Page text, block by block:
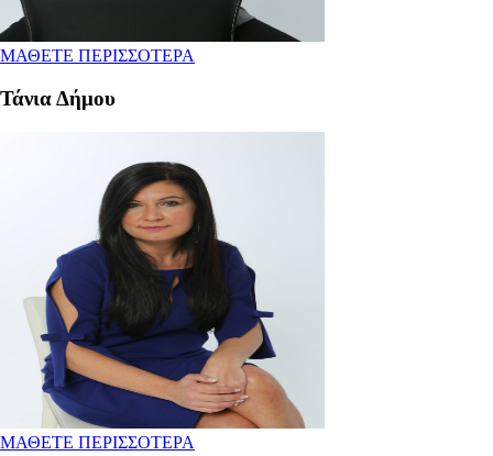
ΜΑΘΕΤΕ ΠΕΡΙΣΣΟΤΕΡΑ
Τάνια Δήμου
ΜΑΘΕΤΕ ΠΕΡΙΣΣΟΤΕΡΑ